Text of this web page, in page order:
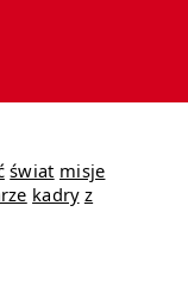
świat misje
kadry z